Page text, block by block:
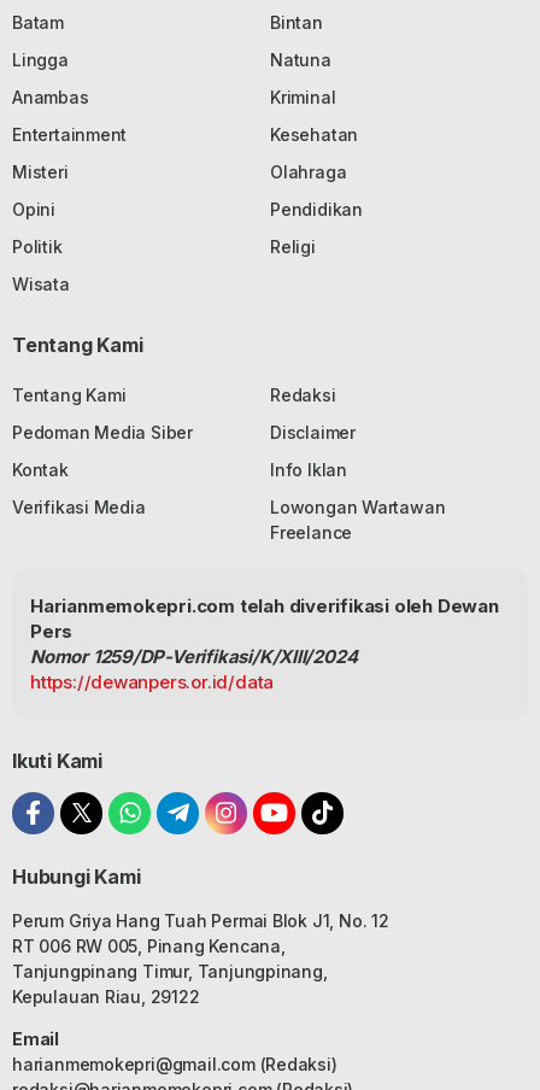
Batam
Bintan
Lingga
Natuna
Anambas
Kriminal
Entertainment
Kesehatan
Misteri
Olahraga
Opini
Pendidikan
Politik
Religi
Wisata
Tentang Kami
Tentang Kami
Redaksi
Pedoman Media Siber
Disclaimer
Kontak
Info Iklan
Verifikasi Media
Lowongan Wartawan
Freelance
Harianmemokepri.com telah diverifikasi oleh Dewan
Pers
Nomor 1259/DP-Verifikasi/K/XIII/2024
https://dewanpers.or.id/data
Ikuti Kami
Hubungi Kami
Perum Griya Hang Tuah Permai Blok J1, No. 12
RT 006 RW 005, Pinang Kencana,
Tanjungpinang Timur, Tanjungpinang,
Kepulauan Riau, 29122
Email
harianmemokepri@gmail.com(Redaksi)